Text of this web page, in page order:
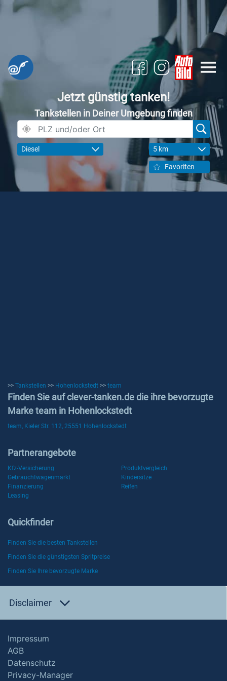
Jetzt günstig tanken!
Tankstellen in Deiner Umgebung finden
Diesel 5 km
Favoriten
>> Tankstellen >> Hohenlockstedt >> team
Finden Sie auf clever-tanken.de die ihre bevorzugte
Marke team in Hohenlockstedt
team, Kieler Str. 112, 25551 Hohenlockstedt
Partnerangebote
Kfz-Versicherung
Produktvergleich
Gebrauchtwagenmarkt
Kindersitze
Finanzierung
Reifen
Leasing
Quickfinder
Finden Sie die besten Tankstellen
Finden Sie die günstigsten Spritpreise
Finden Sie Ihre bevorzugte Marke
Disclaimer
Impressum
AGB
Datenschutz
Privacy-Manager